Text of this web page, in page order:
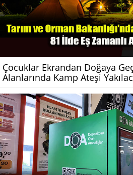
Çocuklar Ekrandan Doğaya
Alanlarında Kamp Ateşi